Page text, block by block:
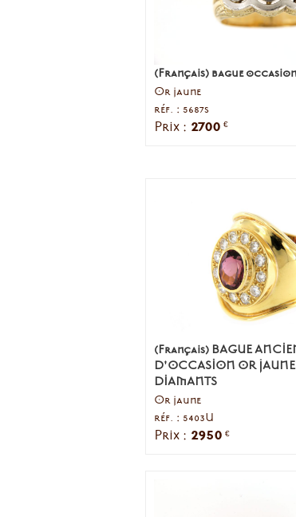
(Français) bague
Or jaune
réf. : 5687s
Prix : 2700 €
(Français) BAGUE
D'OCCASION OR JAUNE
DIAMANTS
Or jaune
réf. : 5403U
Prix : 2950 €